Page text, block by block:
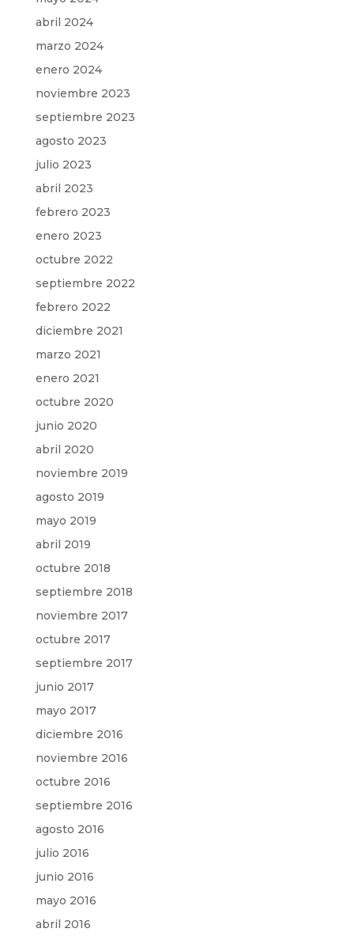
abril 2024
marzo 2024
enero 2024
noviembre 2023
septiembre 2023
agosto 2023
julio 2023
abril 2023
febrero 2023
enero 2023
octubre 2022
septiembre 2022
febrero 2022
diciembre 2021
marzo 2021
enero 2021
octubre 2020
junio 2020
abril 2020
noviembre 2019
agosto 2019
mayo 2019
abril 2019
octubre 2018
septiembre 2018
noviembre 2017
octubre 2017
septiembre 2017
junio 2017
mayo 2017
diciembre 2016
noviembre 2016
octubre 2016
septiembre 2016
agosto 2016
julio 2016
junio 2016
mayo 2016
abril 2016